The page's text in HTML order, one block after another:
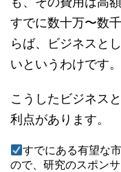
すでに数十万〜数
らば、ビジネスと
いというわけです。
こうしたビジネス
利点があります。
すでにある有望な
ので、研究のスポン